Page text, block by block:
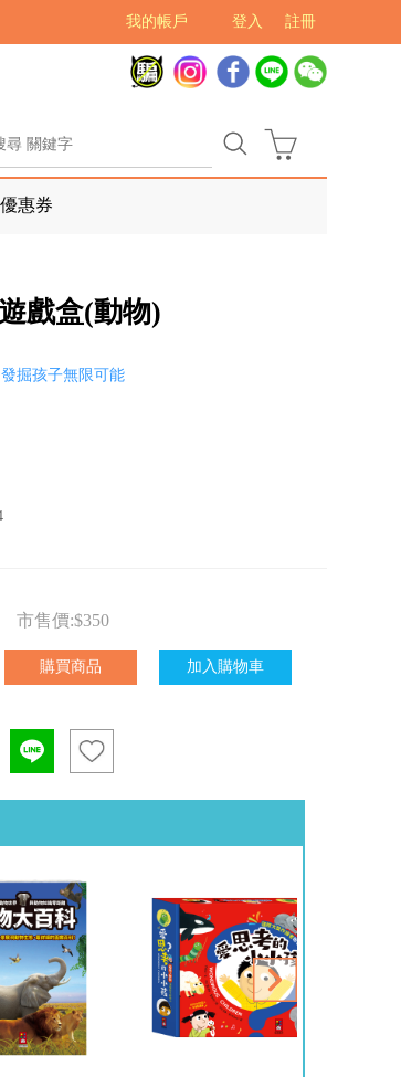
註冊
登入
我的帳戶
優惠券
戲盒(動物)
掘孩子無限可能
市售價:$350